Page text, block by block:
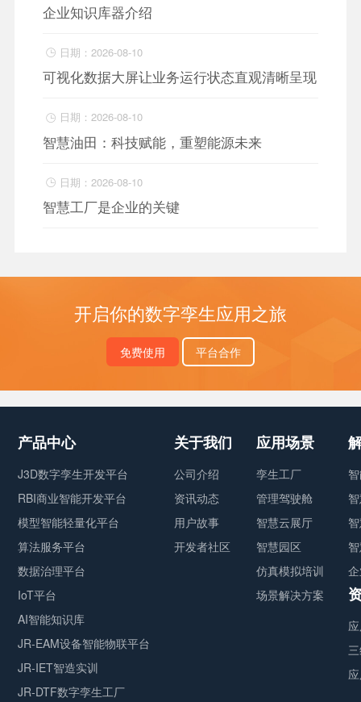
企业知识库器介绍
 日期：2026-08-10
可视化数据大屏让业务运行状态直观清晰呈现
 日期：2026-08-10
智慧油田：科技赋能，重塑能源未来
 日期：2026-08-10
智慧工厂是企业的关键
开启你的数字孪生应用之旅
免费使用 平台合作
产品中心
J3D数字孪生开发平台
RBI商业智能开发平台
模型智能轻量化平台
算法服务平台
数据治理平台
IoT平台
AI智能知识库
JR-EAM设备智能物联平台
JR-IET智造实训
JR-DTF数字孪生工厂
关于我们
公司介绍
资讯动态
用户故事
开发者社区
应用场景
孪生工厂
管理驾驶舱
智慧云展厅
智慧园区
仿真模拟培训
场景解决方案